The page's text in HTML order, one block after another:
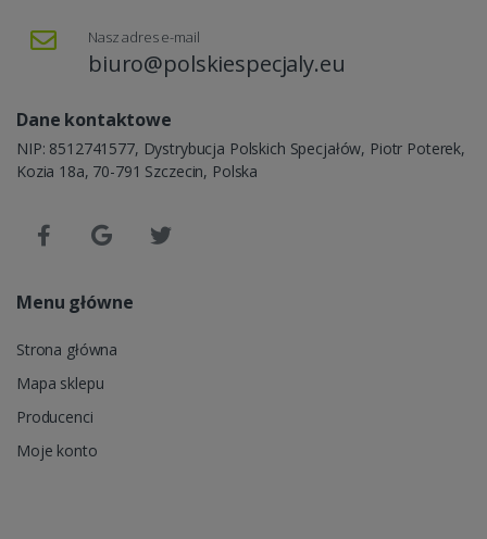
Nasz adres e-mail
biuro@polskiespecjaly.eu
Dane kontaktowe
NIP: 8512741577, Dystrybucja Polskich Specjałów, Piotr Poterek,
Kozia 18a, 70-791 Szczecin, Polska
Menu główne
Strona główna
Mapa sklepu
Producenci
Moje konto